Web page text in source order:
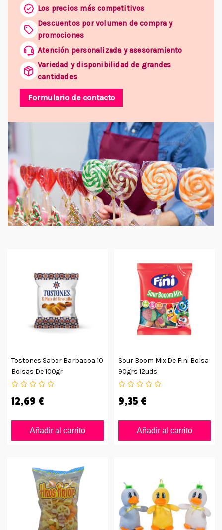
Los precios más competitivos
Descuentos por volumen de compra y
promociones
Atención personalizada y asesoramiento
Variedad y disponibilidad de grandes
cantidades
Formulario de contacto
Tostones Sabor Barbacoa 10
Bolsas De 100gr
12,69 €
Añadir al carrito
Sour Boom Mix De Fini Bolsa
90grs 12uds
9,35 €
Añadir al carrito